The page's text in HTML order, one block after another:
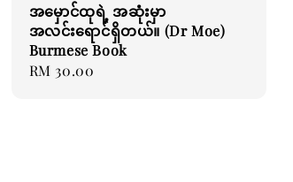
အမှောင်ထုရဲ့ အဆုံးမှာ
အလင်းရောင်ရှိတယ်။ (Dr Moe)
Burmese Book
Regular
RM 30.00